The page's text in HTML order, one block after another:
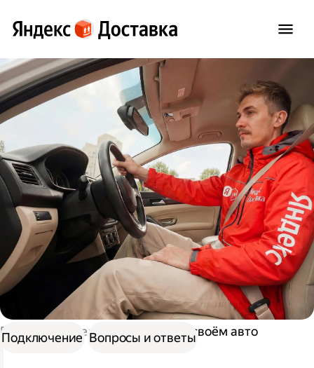
Работа водителем Работа на своём авто
Подключение Вопросы и ответы